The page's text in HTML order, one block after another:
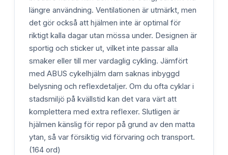
längre användning. Ventilationen är utmärkt, men
det gör också att hjälmen inte är optimal för
riktigt kalla dagar utan mössa under. Designen är
sportig och sticker ut, vilket inte passar alla
smaker eller till mer vardaglig cykling. Jämfört
med ABUS cykelhjälm dam saknas inbyggd
belysning och reflexdetaljer. Om du ofta cyklar i
stadsmiljö på kvällstid kan det vara värt att
komplettera med extra reflexer. Slutligen är
hjälmen känslig för repor på grund av den matta
ytan, så var försiktig vid förvaring och transport.
(164 ord)